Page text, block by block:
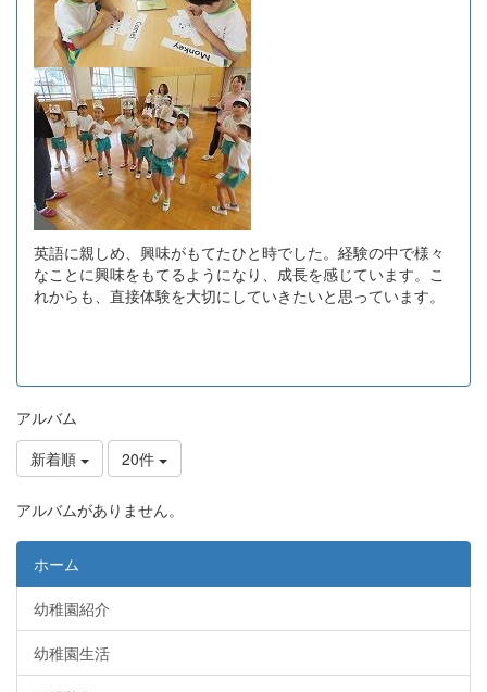
英語に親しめ、興味がもてたひと時でした。経験の中で様々
なことに興味をもてるようになり、成長を感じています。こ
れからも、直接体験を大切にしていきたいと思っています。
アルバム
新着順
20件
アルバムがありません。
ホーム
幼稚園紹介
幼稚園生活